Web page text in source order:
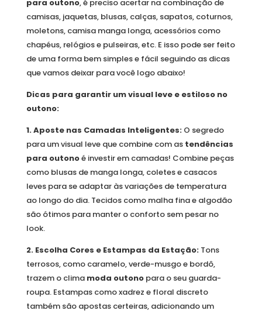
para outono, é preciso acertar na combinação de
camisas, jaquetas, blusas, calças, sapatos, coturnos,
moletons, camisa manga longa, acessórios como
chapéus, relógios e pulseiras, etc. E isso pode ser feito
de uma forma bem simples e fácil seguindo as dicas
que vamos deixar para você logo abaixo!
Dicas para garantir um visual leve e estiloso no
outono:
1. Aposte nas Camadas Inteligentes: O segredo
para um visual leve que combine com as tendências
para outonoé investir em camadas! Combine peças
como blusas de manga longa, coletes e casacos
leves para se adaptar às variações de temperatura
ao longo do dia. Tecidos como malha fina e algodão
são ótimos para manter o conforto sem pesar no
look.
2. Escolha Cores e Estampas da Estação: Tons
terrosos, como caramelo, verde-musgo e bordô,
trazem o clima moda outonopara o seu guarda-
roupa. Estampas como xadrez e floral discreto
também são apostas certeiras, adicionando um